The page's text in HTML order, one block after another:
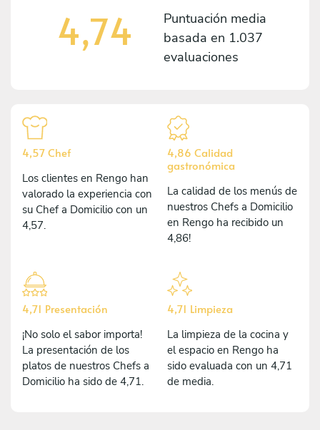
4,74
Puntuación media
basada en 1.037
evaluaciones
4,57 Chef
Los clientes en Rengo han
valorado la experiencia con
su Chef a Domicilio con un
4,57.
4,86 Calidad
gastronómica
La calidad de los menús de
nuestros Chefs a Domicilio
en Rengo ha recibido un
4,86!
4,71 Presentación
¡No solo el sabor importa!
La presentación de los
platos de nuestros Chefs a
Domicilio ha sido de 4,71.
4,71 Limpieza
La limpieza de la cocina y
el espacio en Rengo ha
sido evaluada con un 4,71
de media.